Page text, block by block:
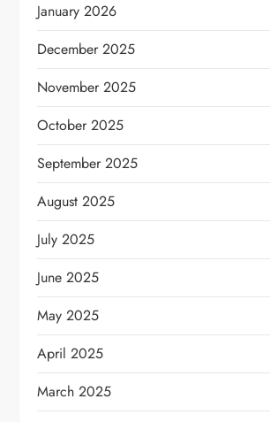
January 2026
December 2025
November 2025
October 2025
September 2025
August 2025
July 2025
June 2025
May 2025
April 2025
March 2025